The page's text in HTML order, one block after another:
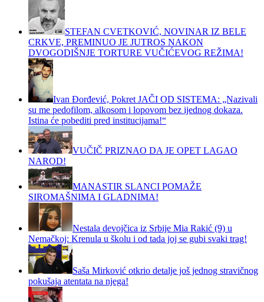
STEFAN CVETKOVIĆ, NOVINAR IZ BELE
CRKVE, PREMINUO JE JUTROS NAKON
DVOGODIŠNJE TORTURE VUČIĆEVOG REŽIMA!
Ivan Đorđević, Pokret JAČI OD SISTEMA: „Nazivali
su me pedofilom, alkosom i lopovom bez ijednog dokaza.
Istina će pobediti pred institucijama!“
VUČIČ PRIZNAO DA JE OPET LAGAO
NAROD!
MANASTIR SLANCI POMAŽE
SIROMAŠNIMA I GLADNIMA!
Nestala devojčica iz Srbije Mia Rakić (9) u
Nemačkoj: Krenula u školu i od tada joj se gubi svaki trag!
Saša Mirković otkrio detalje još jednog stravičnog
pokušaja atentata na njega!